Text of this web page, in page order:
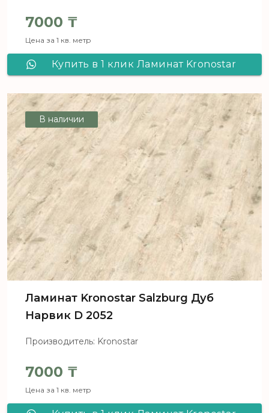
7000 ₸
Цена за 1 кв. метр
Купить в 1 клик Ламинат Kronostar
В наличии
Ламинат Kronostar Salzburg Дуб
Нарвик D 2052
Производитель: Kronostar
7000 ₸
Цена за 1 кв. метр